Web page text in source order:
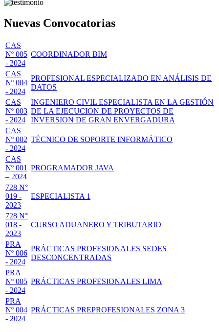
Nuevas Convocatorias
CAS
Nº 005
- 2024
COORDINADOR BIM
CAS
Nº 004
- 2024
PROFESIONAL ESPECIALIZADO EN ANÁLISIS DE
DATOS
CAS
Nº 003
- 2024
INGENIERO CIVIL ESPECIALISTA EN LA GESTIÓN
DE LA EJECUCION DE PROYECTOS DE
INVERSION DE GRAN ENVERGADURA
CAS
Nº 002
- 2024
TÉCNICO DE SOPORTE INFORMÁTICO
CAS
Nº 001
– 2024
PROGRAMADOR JAVA
728 N°
019 -
2023
ESPECIALISTA 1
728 N°
018 -
2023
CURSO ADUANERO Y TRIBUTARIO
PRA
Nº 006
- 2024
PRÁCTICAS PROFESIONALES SEDES
DESCONCENTRADAS
PRA
Nº 005
- 2024
PRÁCTICAS PROFESIONALES LIMA
PRA
Nº 004
- 2024
PRÁCTICAS PREPROFESIONALES ZONA 3